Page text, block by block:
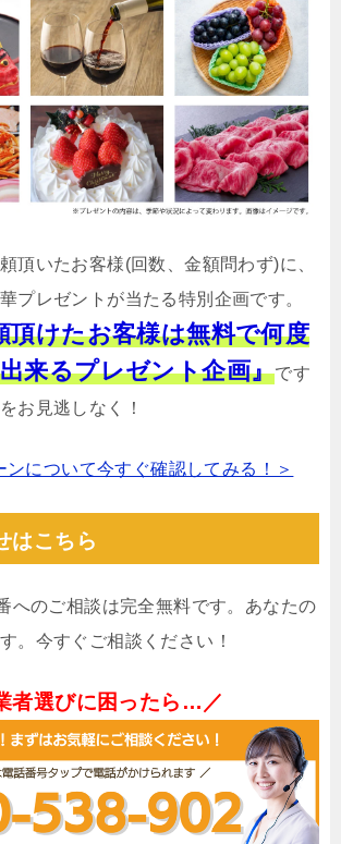
頂いたお客様(回数、金額問わず)に、
プレゼントが当たる特別企画です。
頂けたお客様は無料で何度
来るプレゼント企画』です
お見逃しなく！
ンについて今すぐ確認してみる！＞
はこちら
へのご相談は完全無料です。あなたの
。今すぐご相談ください！
者選びに困ったら…／